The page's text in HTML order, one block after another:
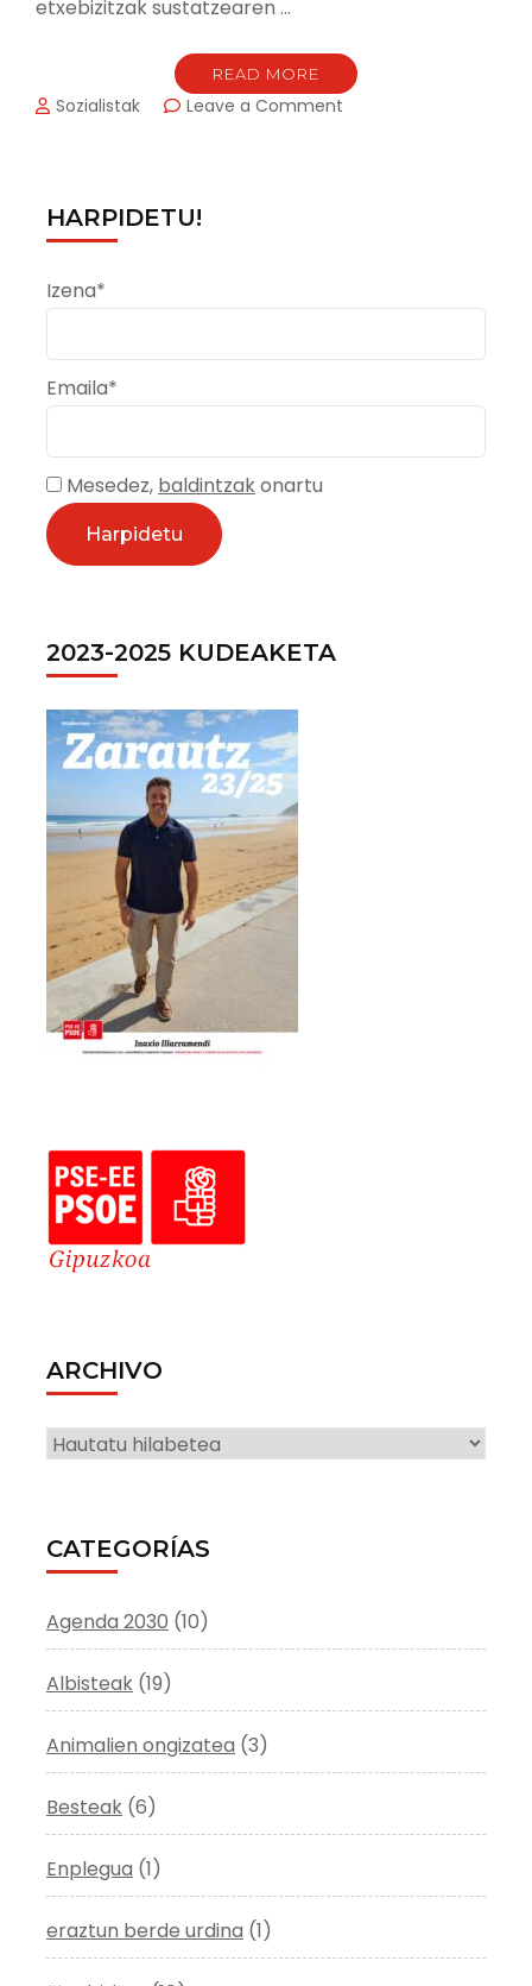
etxebizitzak sustatzearen …
READ MORE
Sozialistak Leave a Comment
JAURLARITZAK
GAZTEENTZAKO
SOZIALAREN
EGITEN
HARPIDETU!
Izena*
Emaila*
Mesedez, baldintzakonartu
2023-2025 KUDEAKETA
ARCHIVO
ARCHIVO
CATEGORÍAS
Agenda 2030 (10)
Albisteak (19)
Animalien ongizatea (3)
Besteak (6)
Enplegua (1)
eraztun berde urdina (1)